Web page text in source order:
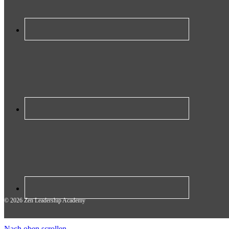
© 2026 Zen Leadership Academy